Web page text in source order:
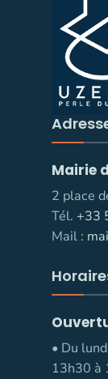
Mairie
2 place
Tél. +33
Mail :
• Du
13h30 à